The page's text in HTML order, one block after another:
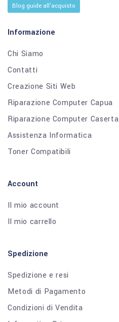
Blog guide all'acquisto
Informazione
Chi Siamo
Contatti
Creazione Siti Web
Riparazione Computer Capua
Riparazione Computer Caserta
Assistenza Informatica
Toner Compatibili
Account
Il mio account
Il mio carrello
Spedizione
Spedizione e resi
Metodi di Pagamento
Condizioni di Vendita